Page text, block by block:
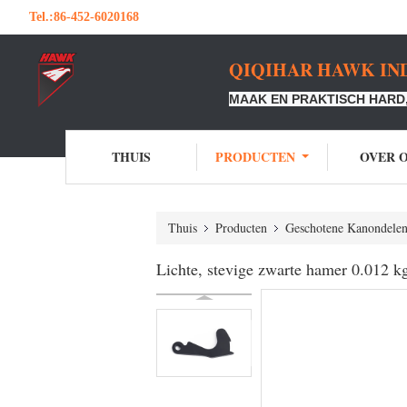
Tel.:86-452-6020168
QIQIHAR HAWK
MAAK EN PRAKTISCH
THUIS PRODUCTEN OVER
Thuis Producten Geschotene Kanondelen
Lichte, stevige zwarte hamer 0.012